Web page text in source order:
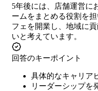
5年後には、店舗運営に
ームをまとめる役割を
フェを開業し、地域に
いと考えています。
回答のキーポイント
具体的なキャリア
リーダーシップを